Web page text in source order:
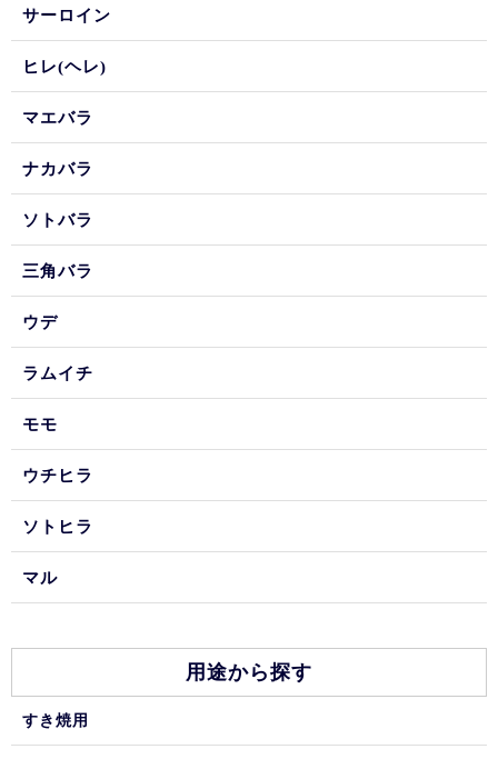
サーロイン
ヒレ(ヘレ)
マエバラ
ナカバラ
ソトバラ
三角バラ
ウデ
ラムイチ
モモ
ウチヒラ
ソトヒラ
マル
用途から探す
すき焼用